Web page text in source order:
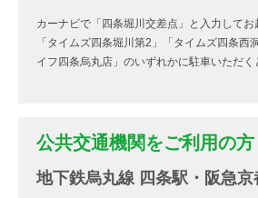
カーナビで「四条堀川交差点」と入力してお
「タイムズ四条堀川第2」「タイムズ四条西
イフ四条烏丸店」のいずれかに駐車いただく
公共交通機関をご利用の方
地下鉄烏丸線 四条駅・阪急京